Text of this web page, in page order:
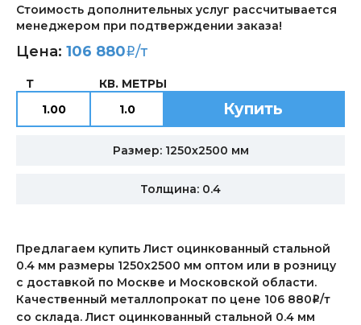
Стоимость дополнительных услуг рассчитывается
менеджером при подтверждении заказа!
Цена: 106 880i/т
Т КВ. МЕТРЫ
Купить
Размер: 1250х2500 мм
Толщина: 0.4
Предлагаем купить Лист оцинкованный стальной
0.4 мм размеры 1250х2500 мм оптом или в розницу
с доставкой по Москве и Московской области.
Качественный металлопрокат по цене 106 880i/т
со склада. Лист оцинкованный стальной 0.4 мм